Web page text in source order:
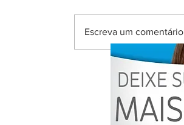
Escreva um comentário